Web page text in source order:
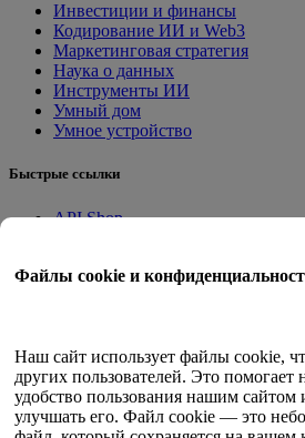
Файлы cookie и
Наш сайт использует файлы cookie,
других пользователей. Это помогает
удобство пользования нашим сайтом
улучшать его. Файл cookie — это
Инвестиции и финансы
Кодирование ИИ и Web3
Маркетинговая стратегия
Наука о данных
Инструменты ИИ
Умный дом
Умное устройство
Быстрые ссылки
API Shop
Квант Трейд
Документы
API-тестер
HTML-карта сайта